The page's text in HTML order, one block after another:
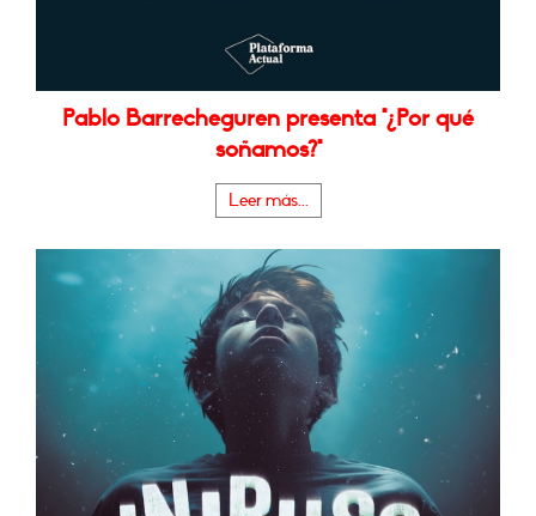
Pablo Barrecheguren presenta "¿Por qué
soñamos?"
Leer más...